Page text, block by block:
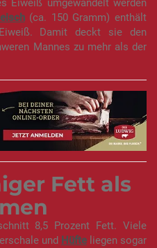
(ca. 150 Gramm) enthält
Damit deckt sie den
Mannes zu mehr als der
Fett als
8,5 Prozent Fett. Viele
und Hüfte liegen sogar